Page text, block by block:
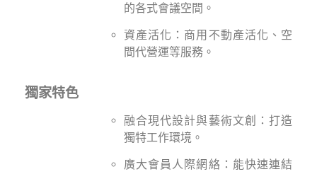
的各式會議空間。
資產活化：商用不動產活化、空
間代營運等服務。
獨家特色
融合現代設計與藝術文創：打造
獨特工作環境。
廣大會員人際網絡：能快速連結